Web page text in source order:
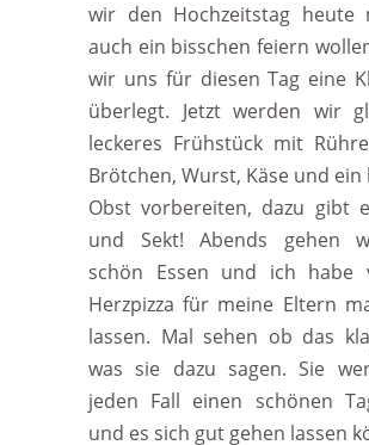
wir den Hochzeitstag heute
auch ein bisschen feiern
wir uns für diesen Tag eine
überlegt. Jetzt werden wir
leckeres Frühstück mit
Brötchen, Wurst, Käse und ein
Obst vorbereiten, dazu gibt
und Sekt! Abends gehen
schön Essen und ich habe
Herzpizza für meine Eltern
lassen. Mal sehen ob das
was sie dazu sagen. Sie
jeden Fall einen schönen
und es sich gut gehen lassen